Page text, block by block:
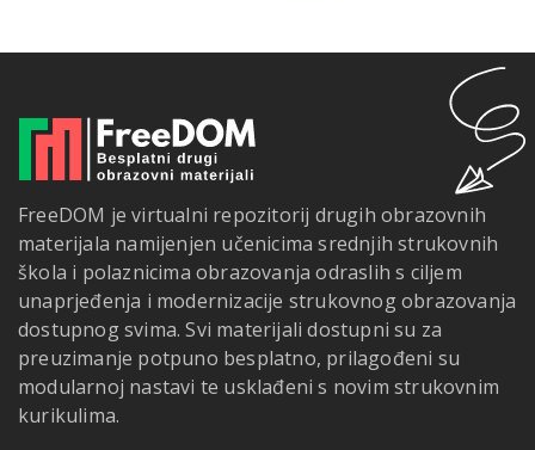
FreeDOM je virtualni repozitorij drugih obrazovnih
materijala namijenjen učenicima srednjih strukovnih
škola i polaznicima obrazovanja odraslih s ciljem
unaprjeđenja i modernizacije strukovnog obrazovanja
dostupnog svima. Svi materijali dostupni su za
preuzimanje potpuno besplatno, prilagođeni su
modularnoj nastavi te usklađeni s novim strukovnim
kurikulima.